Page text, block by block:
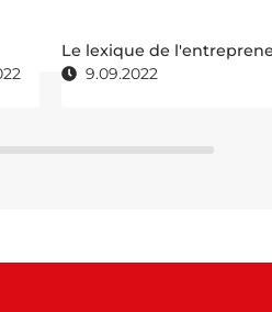
Le lexique de
9.09.2022